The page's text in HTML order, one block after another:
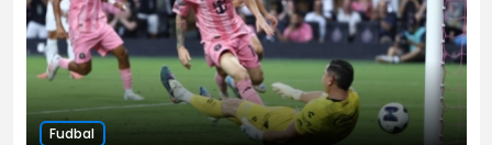
Fudbal